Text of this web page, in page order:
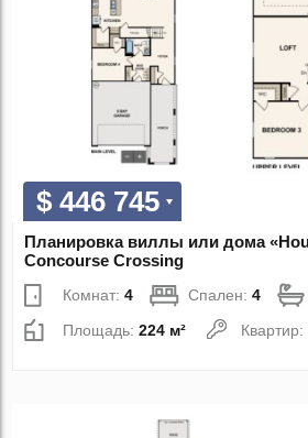
$ 446 745
Планировка виллы или дома
Concourse Crossing
Комнат:4 Спален:4
Площадь:224 м² Квартир: